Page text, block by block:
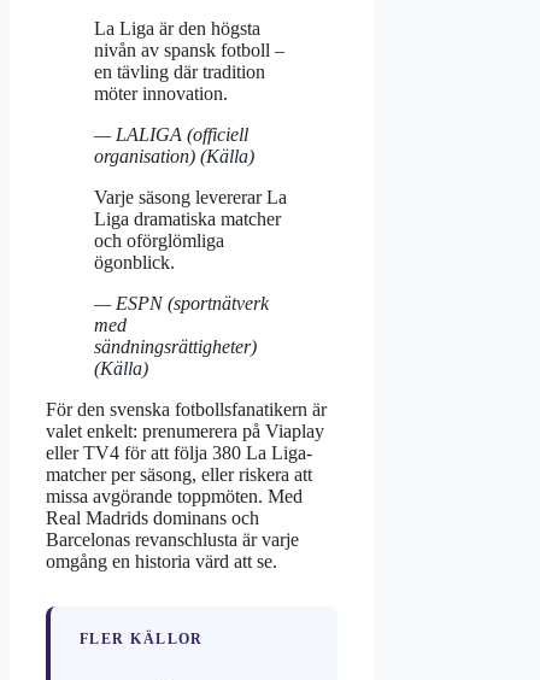
La Liga är den högsta
nivån av spansk fotboll –
en tävling där tradition
möter innovation.
— LALIGA (officiell
organisation) (Källa)
Varje säsong levererar La
Liga dramatiska matcher
och oförglömliga
ögonblick.
— ESPN (sportnätverk
med
sändningsrättigheter)
(Källa)
För den svenska fotbollsfanatikern är
valet enkelt: prenumerera på Viaplay
eller TV4 för att följa 380 La Liga-
matcher per säsong, eller riskera att
missa avgörande toppmöten. Med
Real Madrids dominans och
Barcelonas revanschlusta är varje
omgång en historia värd att se.
FLER KÄLLOR